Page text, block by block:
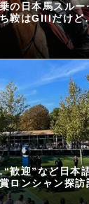
の日本馬スルー
鞍はGIIIだけ
歓迎”など日本
ロンシャン探